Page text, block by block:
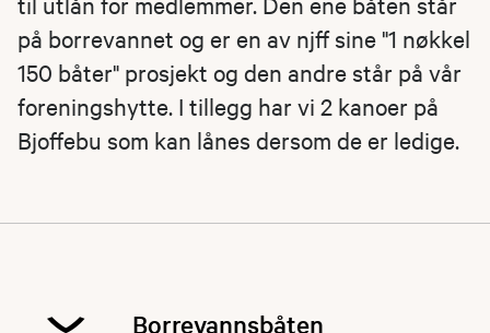
på borrevannet og er en av njff sine "1 nøkkel
150 båter" prosjekt og den andre står på vår
foreningshytte. I tillegg har vi 2 kanoer på
Bjoffebu som kan lånes dersom de er ledige.
Borrevannsbåten